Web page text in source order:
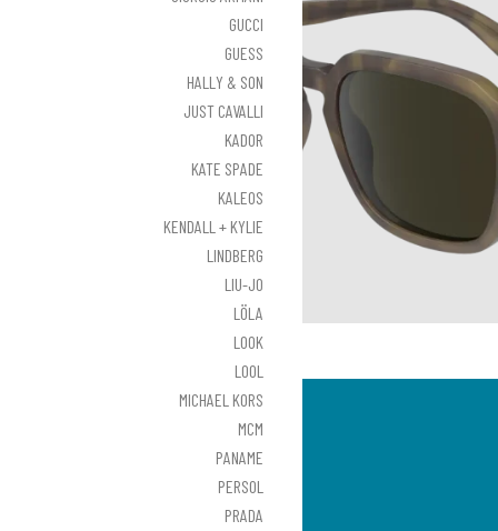
GUCCI
GUESS
HALLY & SON
JUST CAVALLI
KADOR
KATE SPADE
KALEOS
KENDALL + KYLIE
LINDBERG
LIU-JO
LÖLA
LOOK
LOOL
MICHAEL KORS
MCM
PANAME
PERSOL
PRADA